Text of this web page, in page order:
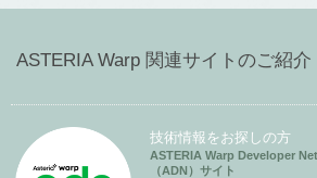
ASTERIA Warp 関連サイトのご紹介
技術情報をお探しの方
ASTERIA Warp Developer
（ADN）サイト